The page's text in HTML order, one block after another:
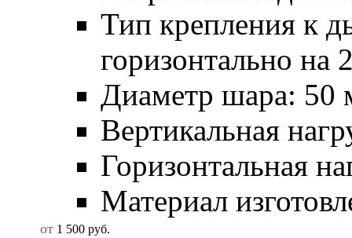
Тип крепления к
горизонтально на
Диаметр шара: 50
Вертикальная
Горизонтальная
Материал
от 1 500 руб.